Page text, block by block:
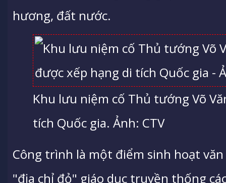
hương, đất nước.
Khu lưu niệm cố Thủ tướng Võ
tích Quốc gia. Ảnh: CTV
Công trình là một điểm sinh hoạt
"địa chỉ đỏ" giáo dục truyền thống